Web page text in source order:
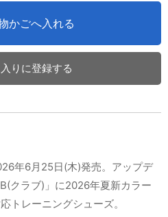
かごへ入れる
りに登録する
年6月25日(木)発売。アップデ
クラブ)」に2026年夏新カラー
トレーニングシューズ。